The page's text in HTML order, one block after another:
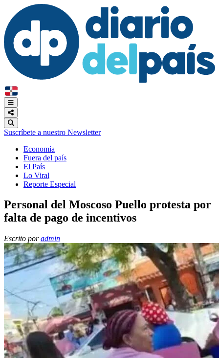
Suscríbete a nuestro Newsletter
Economía
Fuera del país
El País
Lo Viral
Reporte Especial
Personal del Moscoso Puello protesta por
falta de pago de incentivos
Escrito poradmin